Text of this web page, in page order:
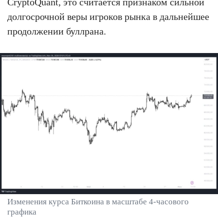
долгосрочной веры игроков рынка в дальнейшее
продолжении буллрана.
Изменения курса Биткоина в масштабе 4-часового
графика